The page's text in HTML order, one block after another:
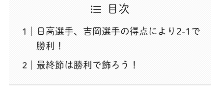
目次
日高選手、吉岡選手の得点により2-1で
勝利！
最終節は勝利で飾ろう！